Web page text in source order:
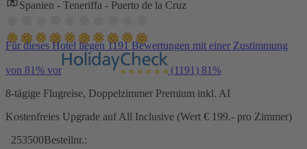
Spanien - Teneriffa - Puerto de la Cruz
Für dieses Hotel liegen 1191 Bewertungen mit einer Zustimmung
von 81% vor (1191) 81%
8-tägige Flugreise, Doppelzimmer Premium inkl. AI
Kostenfreies Upgrade auf All Inclusive (Wert € 199.- pro Zimmer)
253500Bestellnr.: